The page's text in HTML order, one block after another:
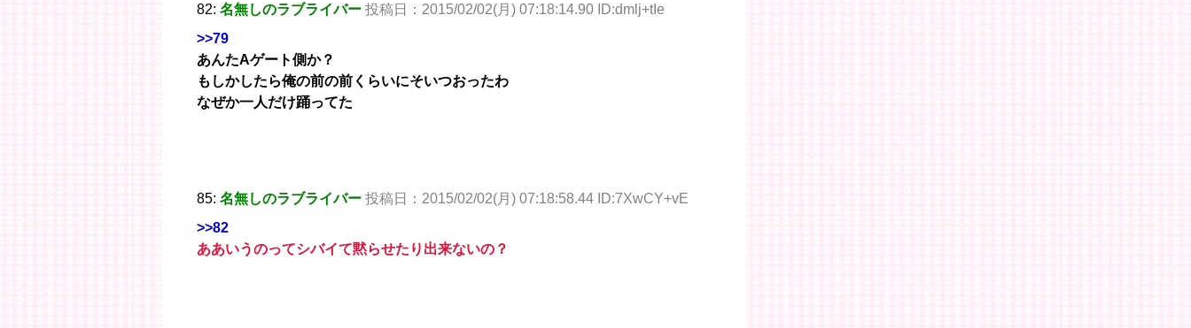
82: 名無しのラブライバー 投稿日：2015/02/02(月) 07:18:14.90 ID:dmlj+tIe
>>79
あんたAゲート側か？
もしかしたら俺の前の前くらいにそいつおったわ
なぜか一人だけ踊ってた
85: 名無しのラブライバー 投稿日：2015/02/02(月) 07:18:58.44 ID:7XwCY+vE
>>82
ああいうのってシバイて黙らせたり出来ないの？